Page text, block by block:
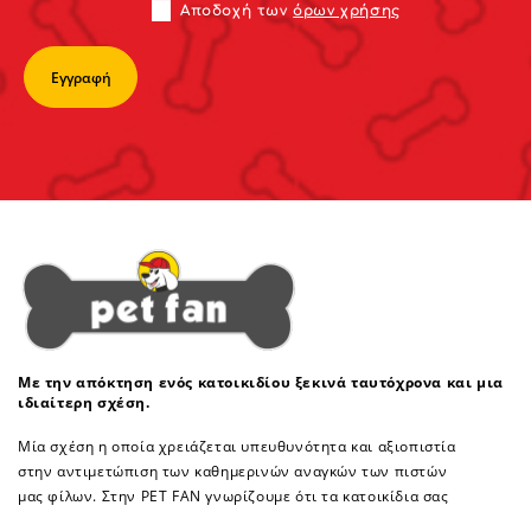
Αποδoχή τωνόρων χρήσης
Με την απόκτηση ενός κατοικιδίου ξεκινά ταυτόχρονα και μια
ιδιαίτερη σχέση.
Μία σχέση η οποία χρειάζεται υπευθυνότητα και αξιοπιστία
στην αντιμετώπιση των καθημερινών αναγκών των πιστών
μας φίλων. Στην PET FAN γνωρίζουμε ότι τα κατοικίδια σας